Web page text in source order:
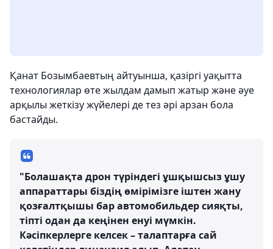
Қанат Бозымбаевтың айтуынша, қазіргі уақытта
технологиялар өте жылдам дамып жатыр және әуе
арқылы жеткізу жүйелері де тез әрі арзан бола
бастайды.
"Болашақта дрон түріндегі ұшқышсыз ұшу
аппараттары біздің өмірімізге іштен жану
қозғалтқышы бар автомобильдер сияқты,
тіпті одан да кеңінен енуі мүмкін.
Кәсіпкерлерге келсек – талаптарға сай